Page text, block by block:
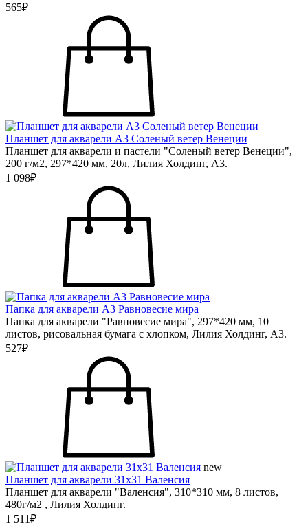
565₽
Планшет для акварели А3 Соленый ветер Венеции
Планшет для акварели и пастели "Соленый ветер Венеции",
200 г/м2, 297*420 мм, 20л, Лилия Холдинг, А3.
1 098₽
Папка для акварели А3 Равновесие мира
Папка для акварели "Равновесие мира", 297*420 мм, 10
листов, рисовальная бумага с хлопком, Лилия Холдинг, А3.
527₽
new
Планшет для акварели 31х31 Валенсия
Планшет для акварели "Валенсия", 310*310 мм, 8 листов,
480г/м2 , Лилия Холдинг.
1 511₽